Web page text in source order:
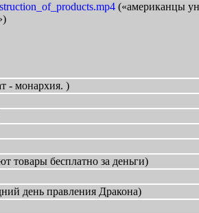
(«американцы
- монархия. )
товары бесплатно за деньги)
день правления Дракона)